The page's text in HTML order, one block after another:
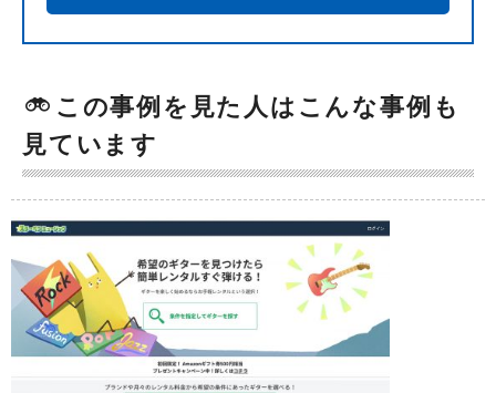
この事例を見た人はこんな事例も
見ています